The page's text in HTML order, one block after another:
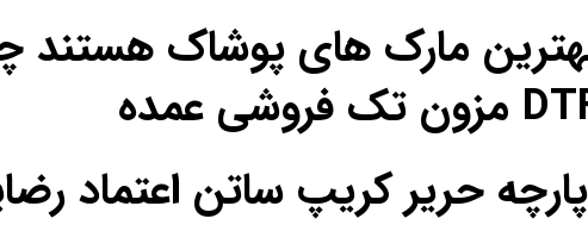
مارک های پوشاک هستند